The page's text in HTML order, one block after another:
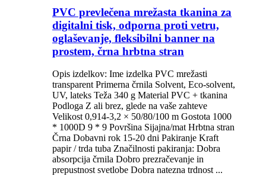
PVC prevlečena mrežasta tkanina za
digitalni tisk, odporna proti vetru,
oglaševanje, fleksibilni banner na
prostem, črna hrbtna stran
Opis izdelkov: Ime izdelka PVC mrežasti
transparent Primerna črnila Solvent, Eco-solvent,
UV, lateks Teža 340 g Material PVC + tkanina
Podloga Z ali brez, glede na vaše zahteve
Velikost 0,914-3,2 × 50/80/100 m Gostota 1000
* 1000D 9 * 9 Površina Sijajna/mat Hrbtna stran
Črna Dobavni rok 15-20 dni Pakiranje Kraft
papir / trda tuba Značilnosti pakiranja: Dobra
absorpcija črnila Dobro prezračevanje in
prepustnost svetlobe Dobra natezna trdnost ...